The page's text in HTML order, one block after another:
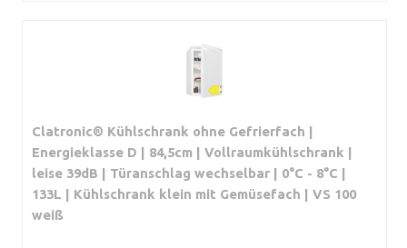
Clatronic® Kühlschrank ohne Gefrierfach |
Energieklasse D | 84,5cm | Vollraumkühlschrank |
leise 39dB | Türanschlag wechselbar | 0°C - 8°C |
133L | Kühlschrank klein mit Gemüsefach | VS 100
weiß